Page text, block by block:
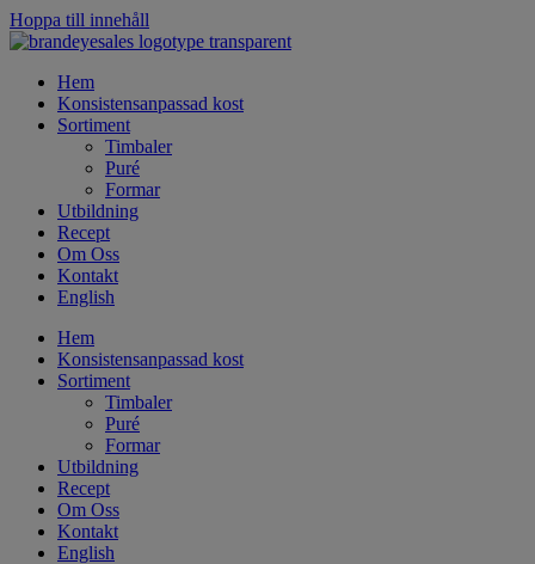
Hoppa till innehåll
Hem
Konsistensanpassad kost
Sortiment
Timbaler
Puré
Formar
Utbildning
Recept
Om Oss
Kontakt
English
Hem
Konsistensanpassad kost
Sortiment
Timbaler
Puré
Formar
Utbildning
Recept
Om Oss
Kontakt
English